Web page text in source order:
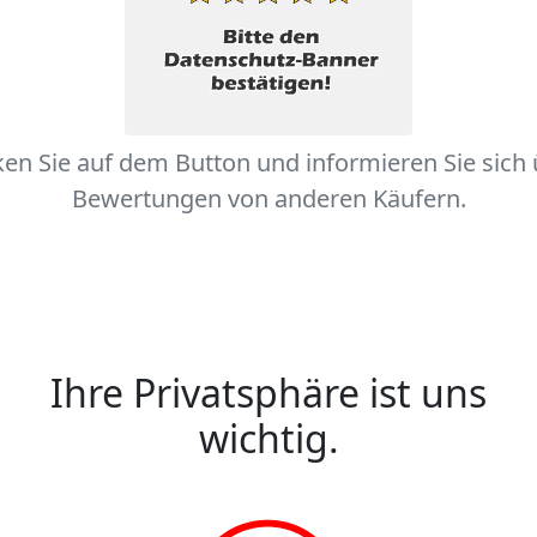
Sie auf dem Button und informieren Sie sich
Bewertungen von anderen Käufern.
Ihre Privatsphäre ist uns
wichtig.